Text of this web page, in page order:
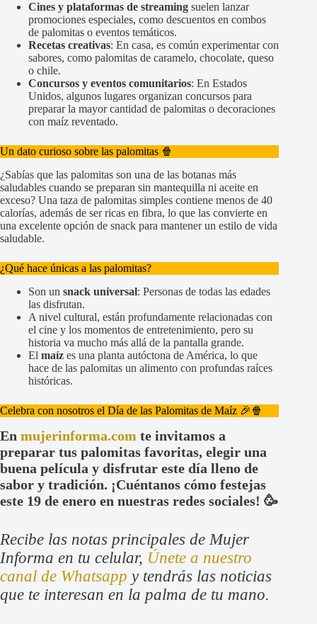
Cines y plataformas de streaming suelen lanzar
promociones especiales, como descuentos en combos
de palomitas o eventos temáticos.
Recetas creativas: En casa, es común experimentar con
sabores, como palomitas de caramelo, chocolate, queso
o chile.
Concursos y eventos comunitarios: En Estados
Unidos, algunos lugares organizan concursos para
preparar la mayor cantidad de palomitas o decoraciones
con maíz reventado.
Un dato curioso sobre las palomitas 🍿
¿Sabías que las palomitas son una de las botanas más
saludables cuando se preparan sin mantequilla ni aceite en
exceso? Una taza de palomitas simples contiene menos de 40
calorías, además de ser ricas en fibra, lo que las convierte en
una excelente opción de snack para mantener un estilo de vida
saludable.
¿Qué hace únicas a las palomitas?
Son un snack universal: Personas de todas las edades
las disfrutan.
A nivel cultural, están profundamente relacionadas con
el cine y los momentos de entretenimiento, pero su
historia va mucho más allá de la pantalla grande.
El maíz es una planta autóctona de América, lo que
hace de las palomitas un alimento con profundas raíces
históricas.
Celebra con nosotros el Día de las Palomitas de Maíz 🎉🍿
En mujerinforma.com te invitamos a
preparar tus palomitas favoritas, elegir una
buena película y disfrutar este día lleno de
sabor y tradición. ¡Cuéntanos cómo festejas
este 19 de enero en nuestras redes sociales! 🥳
Recibe las notas principales de Mujer
Informa en tu celular, Únete a nuestro
canal de Whatsapp y tendrás las noticias
que te interesan en la palma de tu mano.